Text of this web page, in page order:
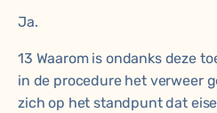
Ja.
13 Waarom is ondanks deze
in de procedure het verweer
zich op het standpunt dat